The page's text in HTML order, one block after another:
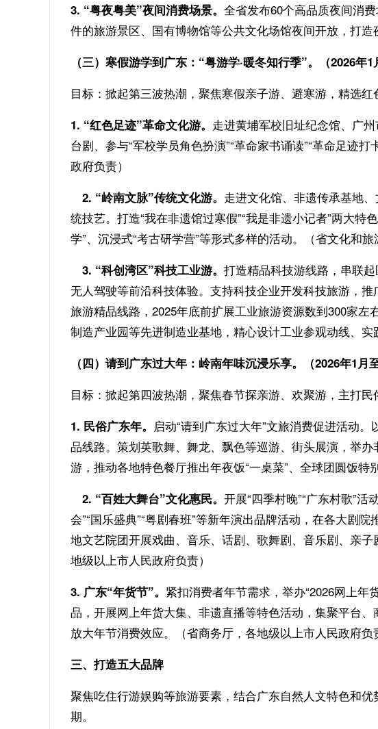
3. “粤夜粤美”夜间消费场景。 全省发布60个高品质夜间消
件的旅游景区、国有博物馆等公共文化场馆夜间开放，打
（三）寒假游学到广东：“粤游学·暖冬知行季”。（2026年1
目标：掀起第三波热潮，聚焦寒假亲子游、避寒游，精选
1. “红色足迹”革命文化游。 走进黄埔军校旧址纪念馆、广
台剧、参与“军校学员角色扮演”“革命家书诵读”“革命足迹
政府负责）
2. “岭南文脉”传统文化游。 走进文化馆、非遗传承基地
统技艺。打造“我在非遗馆过寒假”“我是非遗小记者”两大
学”、沉浸式“考古研学营”等形式多样的活动。（省文化和
3. “科创湾区”科技工业游。 打造精品科技游线路，串联
无人驾驶等前沿科技体验。支持科技企业开发科技旅游，
旅游精品线路，2025年底前扩展工业旅游资源数到300家
制造产业园等先进制造业基地，精心设计工业参观动线、
（四）请到广东过大年：岭南年味沉浸乐享。（2026年1月
目标：掀起第四波热潮，聚焦春节探亲游、欢聚游，主打
1. 民俗广东年。 启动“请到广东过大年”文旅消费促进活动
品线路。策划英歌舞、舞龙、飘色等巡游、街头展演，举
游，推动各地特色餐厅推出年夜饭“一桌菜”、全球团圆饭
2. “百姓大舞台”文化惠民。 开展“四季村晚”“广东村歌”
会”“国乐盛典”“粤剧春班”等新年演出品牌活动，在各大剧
地文艺院团开展戏曲、音乐、话剧、歌舞剧、音乐剧、亲
地级以上市人民政府负责）
3. 广东“年货节”。 紧扣消费者年节需求，举办“2026网上
品，开展网上年货大集、非遗直播等特色活动，集聚平台
放大年节消费效应。（省商务厅，各地级以上市人民政府负
三、打造五大品牌
聚焦吃住行游娱购等旅游要素，结合广东自然人文特色和
期。